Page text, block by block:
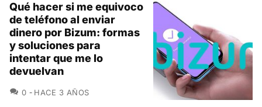
Qué hacer si me equivoco
de teléfono al enviar
dinero por Bizum: formas
y soluciones para
intentar que me lo
devuelvan
0 COMENTARIOS
HACE 3 AÑOS